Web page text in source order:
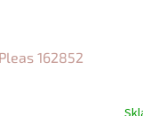
162852